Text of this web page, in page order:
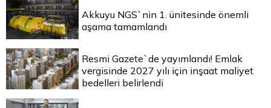
Akkuyu NGS`nin 1. ünitesinde önemli
aşama tamamlandı
Resmi Gazete`de yayımlandı! Emlak
vergisinde 2027 yılı için inşaat maliyet
bedelleri belirlendi